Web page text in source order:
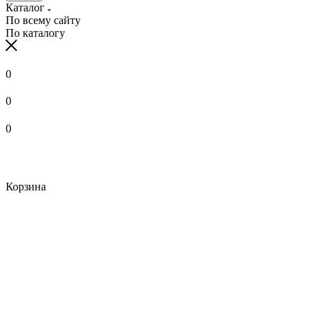
Каталог
По всему сайту
По каталогу
0
0
0
Корзина